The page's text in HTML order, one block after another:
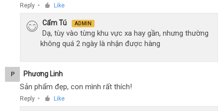
Reply ● Like
Cẩm Tú ADMIN
Dạ, tùy vào từng khu vực xa hay gần, nhưng thường
không quá 2 ngày là nhận được hàng
P Phương Linh
Sản phẩm đẹp, con mình rất thích!
Reply ● Like